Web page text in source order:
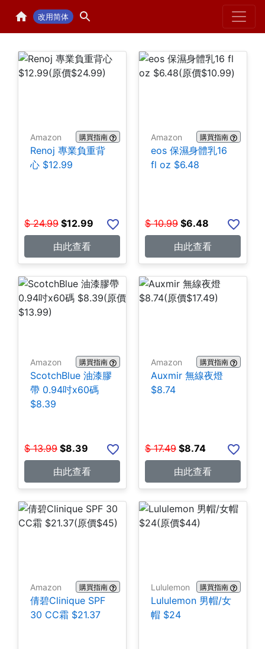
改用简体 Home
Amazon 購買指南
Renoj 專業負重背
心 $12.99
$ 24.99 $12.99
由此查看
Amazon 購買指南
eos 保濕身體乳16
fl oz $6.48
$ 10.99 $6.48
由此查看
Amazon 購買指南
ScotchBlue 油漆膠
帶 0.94吋x60碼
$8.39
$ 13.99 $8.39
由此查看
Amazon 購買指南
Auxmir 無線夜燈
$8.74
$ 17.49 $8.74
由此查看
Amazon 購買指南
倩碧Clinique SPF
30 CC霜 $21.37
Lululemon 購買指南
Lululemon 男帽/女
帽 $24